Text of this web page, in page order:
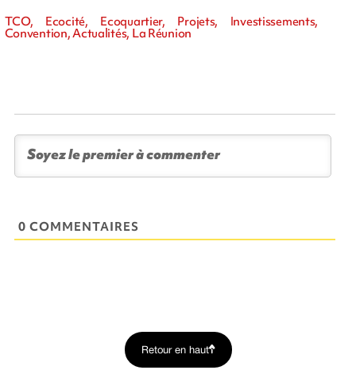
TCO, Ecocité, Ecoquartier, Projets, Investissements,
Convention, Actualités, La Réunion
0 COMMENTAIRES
Retour en haut